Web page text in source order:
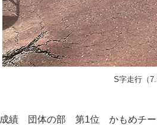
S字走行（
成績 団体の部 第1位 かもめチー